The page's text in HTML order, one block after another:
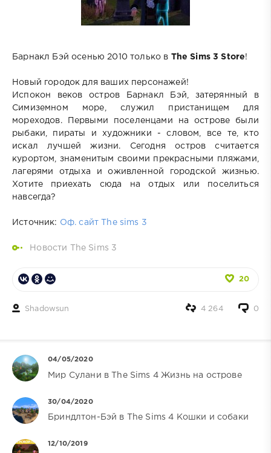
Барнакл Бэй осенью 2010 только в The Sims 3 Store!
Новый городок для ваших персонажей!
Испокон веков остров Барнакл Бэй, затерянный в
Симиземном море, служил пристанищем для
мореходов. Первыми поселенцами на острове были
рыбаки, пираты и художники - словом, все те, кто
искал лучшей жизни. Сегодня остров считается
курортом, знаменитым своими прекрасными пляжами,
лагерями отдыха и оживленной городской жизнью.
Хотите приехать сюда на отдых или поселиться
навсегда?
Источник: Оф. сайт The sims 3
Новости The Sims 3
20
Shadowsun 0
4 264
04/05/2020
Мир Сулани в The Sims 4 Жизнь на острове
30/04/2020
Бриндлтон-Бэй в The Sims 4 Кошки и собаки
12/10/2019